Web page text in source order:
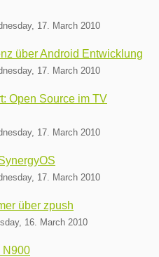
17. March 2010
über Android Entwicklung
17. March 2010
Open Source im TV
17. March 2010
17. March 2010
über zpush
16. March 2010
N900